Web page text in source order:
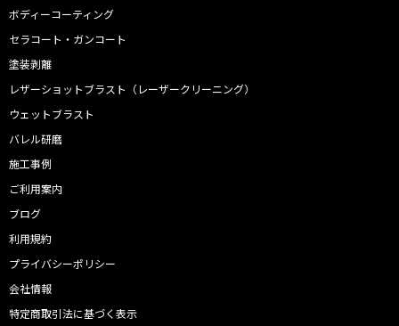
ボディーコーティング
セラコート・ガンコート
塗装剥離
レザーショットブラスト（レーザークリーニング）
ウェットブラスト
バレル研磨
施工事例
ご利用案内
ブログ
利用規約
プライバシーポリシー
会社情報
特定商取引法に基づく表示